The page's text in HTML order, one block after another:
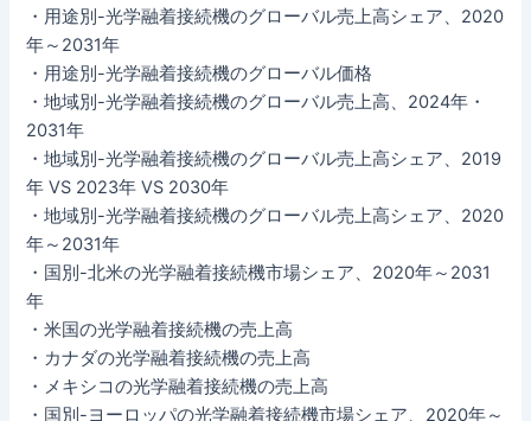
・用途別-光学融着接続機のグローバル売上高シェア、2020
年～2031年
・用途別-光学融着接続機のグローバル価格
・地域別-光学融着接続機のグローバル売上高、2024年・
2031年
・地域別-光学融着接続機のグローバル売上高シェア、2019
年 VS 2023年 VS 2030年
・地域別-光学融着接続機のグローバル売上高シェア、2020
年～2031年
・国別-北米の光学融着接続機市場シェア、2020年～2031
年
・米国の光学融着接続機の売上高
・カナダの光学融着接続機の売上高
・メキシコの光学融着接続機の売上高
・国別-ヨーロッパの光学融着接続機市場シェア、2020年～